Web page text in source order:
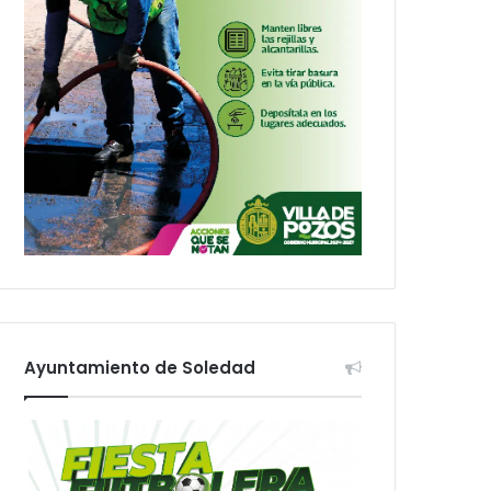
Ayuntamiento de Soledad